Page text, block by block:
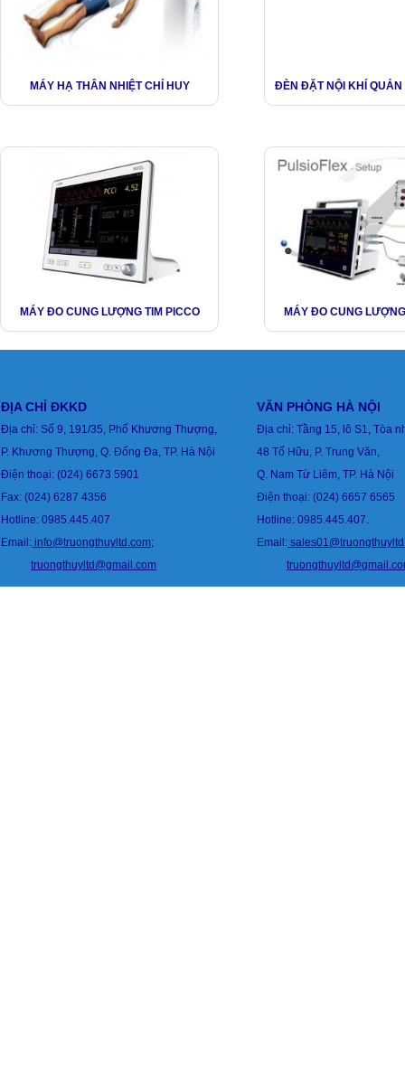
MÁY HẠ THÂN NHIỆT CHỈ HUY ĐÈN ĐẶT NỘI KHÍ QUẢN
MÁY ĐO CUNG LƯỢNG TIM PICCO MÁY ĐO CUNG
ĐỊA CHỈ ĐKKD
Địa chỉ: Số 9, 191/35, Phố Khương Thượng,
P. Khương Thượng, Q. Đống Đa, TP. Hà Nội
Điện thoại: (024) 6673 5901
Fax: (024) 6287 4356
Hotline: 0985.445.407
Email: info@truongthuyltd.com;
truongthuyltd@gmail.com
VĂN PHÒNG HÀ NỘI
Địa chỉ: Tầng 15, lô S1, Tòa
48 Tố Hữu, P. Trung Văn,
Q. Nam Từ Liêm, TP. Hà Nội
Điện thoại: (024) 6657 6565
Hotline: 0985.445.407.
Email: